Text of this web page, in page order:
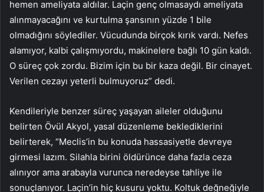
hemen ameliyata aldılar. Laçin genç olmasaydı ameliyata
alınmayacağını ve kurtulma şansının yüzde 1 bile
olmadığını söylediler. Vücudunda birçok kırık vardı. Nefes
alamıyor, kalbi çalışmıyordu, makinelere bağlı 10 gün kaldı.
O süreç çok zordu. Bizim için bu bir kaza değil. Bir cinayet.
Verilen cezayı yeterli bulmuyoruz” dedi.
Kendileriyle benzer süreç yaşayan aileler olduğunu
belirten Övül Akyol, yasal düzenleme beklediklerini
belirterek, “Meclis’in bu konuda hassasiyetle devreye
girmesi lazım. Silahla birini öldürünce daha fazla ceza
alınıyor ama arabayla vurunca neredeyse tahliye ile
sonuçlanıyor. Laçin’in hiç kusuru yoktu. Koltuk değneğiyle